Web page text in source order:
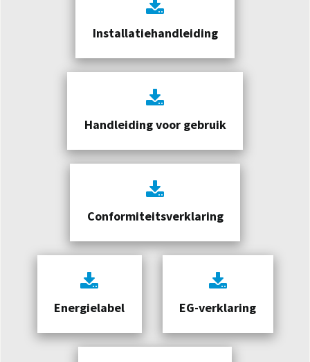
Installatiehandleiding
Handleiding voor gebruik
Conformiteitsverklaring
Energielabel EG-verklaring